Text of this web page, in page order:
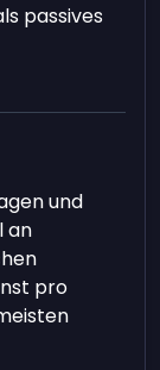
passives
und
an
pro